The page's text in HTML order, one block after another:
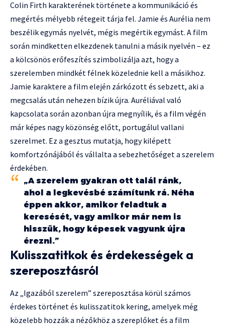
Colin Firth karakterének története a kommunikáció és
megértés mélyebb rétegeit tárja fel. Jamie és Aurélia nem
beszélik egymás nyelvét, mégis megértik egymást. A film
során mindketten elkezdenek tanulni a másik nyelvén – ez
a kölcsönös erőfeszítés szimbolizálja azt, hogy a
szerelemben mindkét félnek közelednie kell a másikhoz.
Jamie karaktere a film elején zárkózott és sebzett, aki a
megcsalás után nehezen bízik újra. Auréliával való
kapcsolata során azonban újra megnyílik, és a film végén
már képes nagy közönség előtt, portugálul vallani
szerelmet. Ez a gesztus mutatja, hogy kilépett
komfortzónájából és vállalta a sebezhetőséget a szerelem
érdekében.
„A szerelem gyakran ott talál ránk,
ahol a legkevésbé számítunk rá. Néha
éppen akkor, amikor feladtuk a
keresését, vagy amikor már nem is
hisszük, hogy képesek vagyunk újra
érezni.”
Kulisszatitkok és érdekességek a
szereposztásról
Az „Igazából szerelem” szereposztása körül számos
érdekes történet és kulisszatitok kering, amelyek még
közelebb hozzák a nézőkhöz a szereplőket és a film